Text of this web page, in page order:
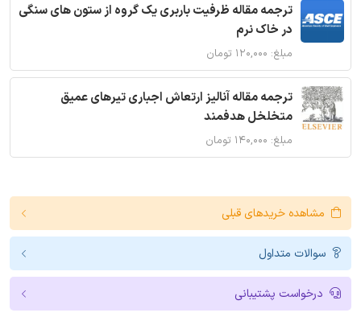
ترجمه مقاله ظرفیت باربری یک گروه از ستون های سنگی
در خاک نرم
مبلغ: ۱۲۰,۰۰۰ تومان
ترجمه مقاله آنالیز ارتعاش اجباری تیرهای عمیق
متخلخل هدفمند
مبلغ: ۱۴۰,۰۰۰ تومان
مشاهده خریدهای قبلی
سوالات متداول
درخواست پشتیبانی